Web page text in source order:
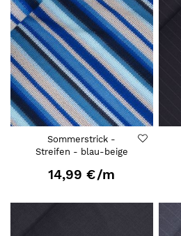
Sommerstrick -
Streifen - blau-beige
14,99 €/m